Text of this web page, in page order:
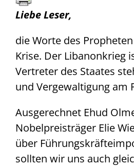
Liebe Leser,
die Worte des
Krise. Der Libanonkrieg
Vertreter des Staates
und Vergewaltigung am
Ausgerechnet Ehud
Nobelpreisträger Elie
über
sollten wir uns auch